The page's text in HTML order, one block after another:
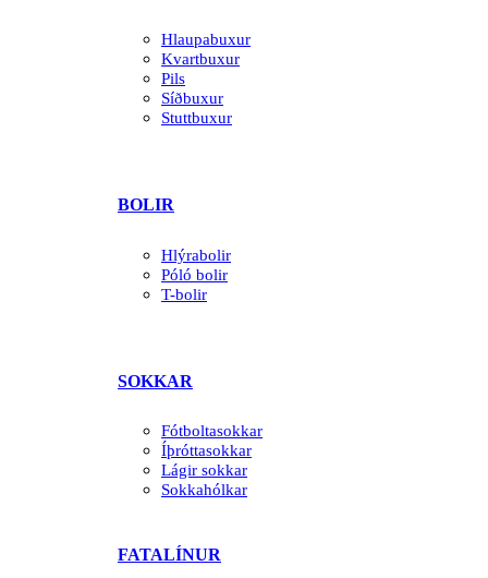
Hlaupabuxur
Kvartbuxur
Pils
Síðbuxur
Stuttbuxur
BOLIR
Hlýrabolir
Póló bolir
T-bolir
SOKKAR
Fótboltasokkar
Íþróttasokkar
Lágir sokkar
Sokkahólkar
FATALÍNUR